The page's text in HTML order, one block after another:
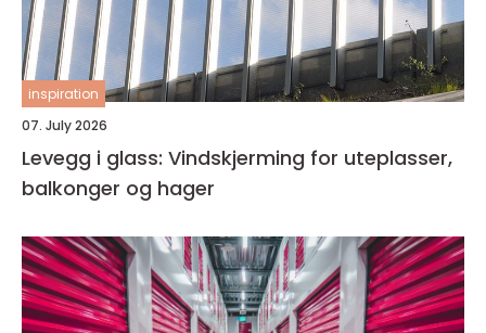
inspiration
07. July 2026
Levegg i glass: Vindskjerming for uteplasser,
balkonger og hager